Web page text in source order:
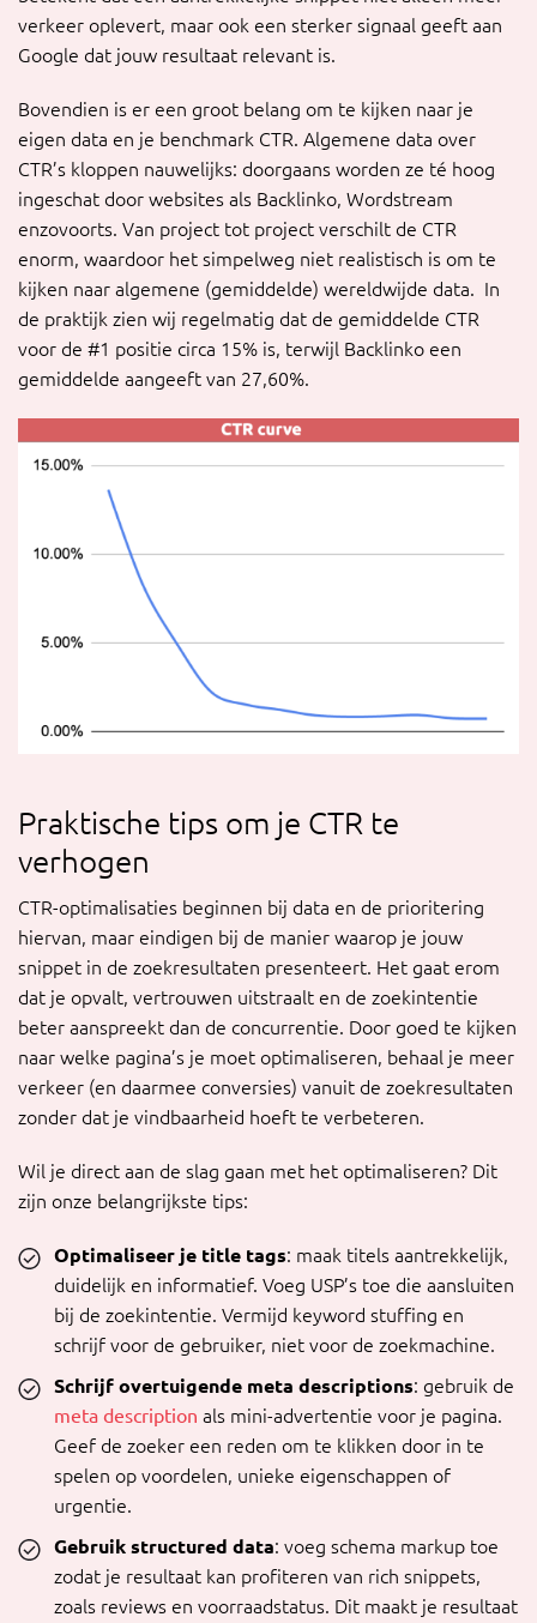
verkeer oplevert, maar ook een sterker signaal geeft aan
Google dat jouw resultaat relevant is.
Bovendien is er een groot belang om te kijken naar je
eigen data en je benchmark CTR. Algemene data over
CTR’s kloppen nauwelijks: doorgaans worden ze té hoog
ingeschat door websites als Backlinko, Wordstream
enzovoorts. Van project tot project verschilt de CTR
enorm, waardoor het simpelweg niet realistisch is om te
kijken naar algemene (gemiddelde) wereldwijde data. In
de praktijk zien wij regelmatig dat de gemiddelde CTR
voor de #1 positie circa 15% is, terwijl Backlinko een
gemiddelde aangeeft van 27,60%.
Praktische tips om je CTR te
verhogen
CTR-optimalisaties beginnen bij data en de prioritering
hiervan, maar eindigen bij de manier waarop je jouw
snippet in de zoekresultaten presenteert. Het gaat erom
dat je opvalt, vertrouwen uitstraalt en de zoekintentie
beter aanspreekt dan de concurrentie. Door goed te kijken
naar welke pagina’s je moet optimaliseren, behaal je meer
verkeer (en daarmee conversies) vanuit de zoekresultaten
zonder dat je vindbaarheid hoeft te verbeteren.
Wil je direct aan de slag gaan met het optimaliseren? Dit
zijn onze belangrijkste tips:
Optimaliseer je title tags: maak titels aantrekkelijk,
duidelijk en informatief. Voeg USP’s toe die aansluiten
bij de zoekintentie. Vermijd keyword stuffing en
schrijf voor de gebruiker, niet voor de zoekmachine.
Schrijf overtuigende meta descriptions: gebruik de
meta description als mini-advertentie voor je pagina.
Geef de zoeker een reden om te klikken door in te
spelen op voordelen, unieke eigenschappen of
urgentie.
Gebruik structured data: voeg schema markup toe
zodat je resultaat kan profiteren van rich snippets,
zoals reviews en voorraadstatus. Dit maakt je resultaat